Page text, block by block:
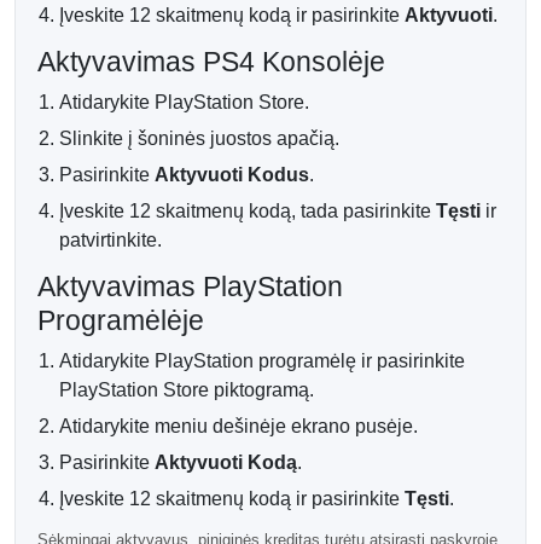
Fizinė kortelė nebus siunčiama.
Įveskite 12 skaitmenų kodą ir pasirinkite Aktyvuoti.
Aktyvavimas PS4 Konsolėje
Atidarykite PlayStation Store.
Slinkite į šoninės juostos apačią.
Pasirinkite Aktyvuoti Kodus.
Įveskite 12 skaitmenų kodą, tada pasirinkite Tęsti ir
patvirtinkite.
Aktyvavimas PlayStation
Programėlėje
Atidarykite PlayStation programėlę ir pasirinkite
PlayStation Store piktogramą.
Atidarykite meniu dešinėje ekrano pusėje.
Pasirinkite Aktyvuoti Kodą.
Įveskite 12 skaitmenų kodą ir pasirinkite Tęsti.
Sėkmingai aktyvavus, piniginės kreditas turėtų atsirasti paskyroje.